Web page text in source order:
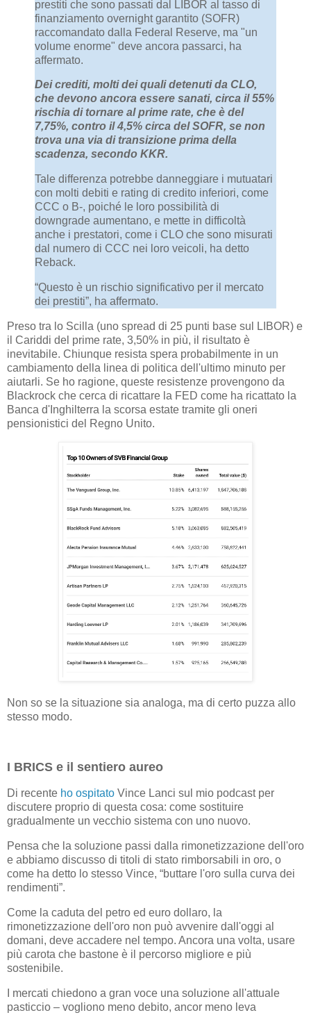
prestiti che sono passati dal LIBOR al tasso di
finanziamento overnight garantito (SOFR)
raccomandato dalla Federal Reserve, ma "un
volume enorme" deve ancora passarci, ha
affermato.
Dei crediti, molti dei quali detenuti da CLO,
che devono ancora essere sanati, circa il 55%
rischia di tornare al prime rate, che è del
7,75%, contro il 4,5% circa del SOFR, se non
trova una via di transizione prima della
scadenza, secondo KKR.
Tale differenza potrebbe danneggiare i mutuatari
con molti debiti e rating di credito inferiori, come
CCC o B-, poiché le loro possibilità di
downgrade aumentano, e mette in difficoltà
anche i prestatori, come i CLO che sono misurati
dal numero di CCC nei loro veicoli, ha detto
Reback.
“Questo è un rischio significativo per il mercato
dei prestiti”, ha affermato.
Preso tra lo Scilla (uno spread di 25 punti base sul LIBOR) e
il Cariddi del prime rate, 3,50% in più, il risultato è
inevitabile. Chiunque resista spera probabilmente in un
cambiamento della linea di politica dell'ultimo minuto per
aiutarli. Se ho ragione, queste resistenze provengono da
Blackrock che cerca di ricattare la FED come ha ricattato la
Banca d'Inghilterra la scorsa estate tramite gli oneri
pensionistici del Regno Unito.
Non so se la situazione sia analoga, ma di certo puzza allo
stesso modo.
I BRICS e il sentiero aureo
Di recente ho ospitato Vince Lanci sul mio podcast per
discutere proprio di questa cosa: come sostituire
gradualmente un vecchio sistema con uno nuovo.
Pensa che la soluzione passi dalla rimonetizzazione dell'oro
e abbiamo discusso di titoli di stato rimborsabili in oro, o
come ha detto lo stesso Vince, “buttare l'oro sulla curva dei
rendimenti”.
Come la caduta del petro ed euro dollaro, la
rimonetizzazione dell'oro non può avvenire dall'oggi al
domani, deve accadere nel tempo. Ancora una volta, usare
più carota che bastone è il percorso migliore e più
sostenibile.
I mercati chiedono a gran voce una soluzione all'attuale
pasticcio – vogliono meno debito, ancor meno leva